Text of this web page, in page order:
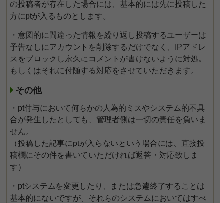
の投稿者が存在した場合には、基本的には先に投稿した
方にptが入るものとします。
・意図的に間違った情報を繰り返し投稿するユーザーは
予告なしにアカウントを削除するだけでなく、IPアドレ
スをブロックし永久にコメントが書けないように対処。
もしくはそれに付随する対応をさせていただきます。
その他
・pt付与において何らかの人為的ミスやシステム的不具
合が発生したとしても、管理者側は一切の責任を負いま
せん。
（投稿した記事にptが入らないという場合には、直接投
稿欄にその件を書いていただければ返答・対応致しま
す）
・ptシステムを変更したり、または急遽終了することは
基本的にないですが、それらのシステムにおいてはすべ